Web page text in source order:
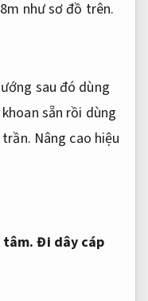
như sơ đồ trên.
sau đó dùng
sẵn rồi dùng
Nâng cao hiệu
tâm.Đi dây cáp